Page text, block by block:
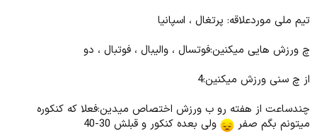
تیم ملی موردعلاقه: پرتغال ، اسپانیا
چ ورزش هایی میکنین:فوتسال ، والیبال ، فوتبال ، دو
از چ سنی ورزش میکنین:4
چندساعت از هفته رو ب ورزش اختصاص میدین:فعلا که کنکوره
میتونم بگم صفر
ولی بعده کنکور و قبلش 30-40